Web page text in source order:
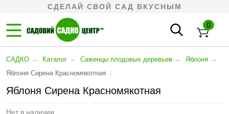
СДЕЛАЙ СВОЙ САД ВКУСНЫМ
0
САДКО → Каталог → Cаженцы плодовых деревьев → Яблоня →
Яблоня Сирена Красномякотная ↓
Яблоня Сирена Красномякотная
Нет в наличии